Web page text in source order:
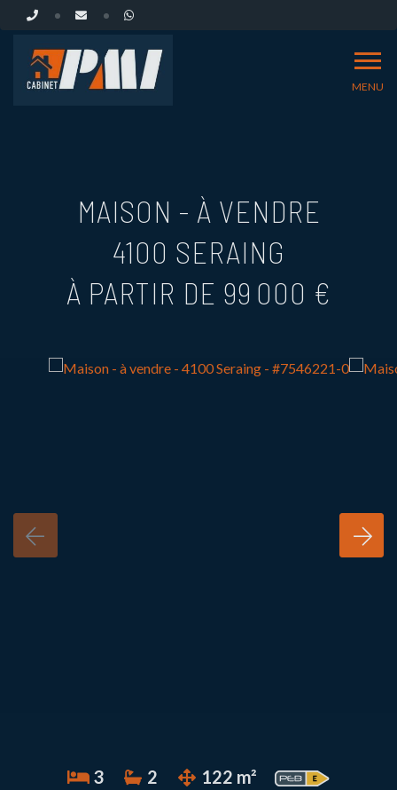
MENU
MAISON - À VENDRE
4100 SERAING
À PARTIR DE 99 000 €
3 2 122 m²